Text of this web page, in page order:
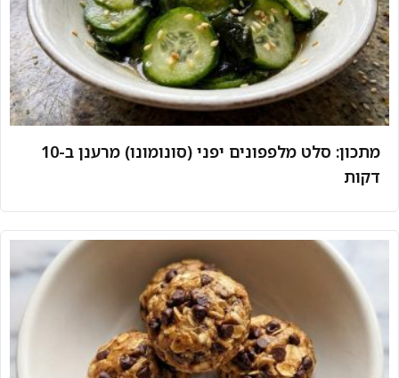
מתכון: סלט מלפפונים יפני (סונומונו) מרענן ב-10
דקות